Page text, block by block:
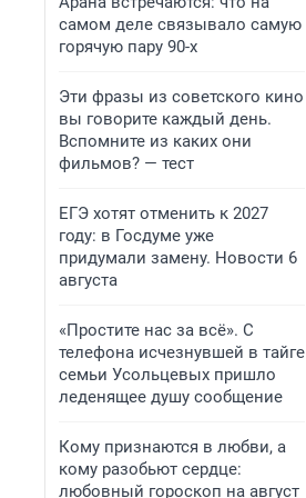
самом деле связывало самую
горячую пару 90-х
Эти фразы из советского кино
вы говорите каждый день.
Вспомните из каких они
фильмов? — тест
ЕГЭ хотят отменить к 2027
году: в Госдуме уже
придумали замену. Новости 6
августа
«Простите нас за всё». С
телефона исчезнувшей в тайге
семьи Усольцевых пришло
леденящее душу сообщение
Кому признаются в любви, а
кому разобьют сердце:
любовный гороскоп на август